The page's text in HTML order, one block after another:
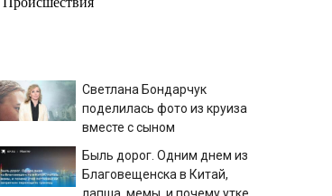
Светлана Бондарчук
поделилась фото из круиза
вместе с сыном
Быль дорог. Одним днем из
Благовещенска в Китай,